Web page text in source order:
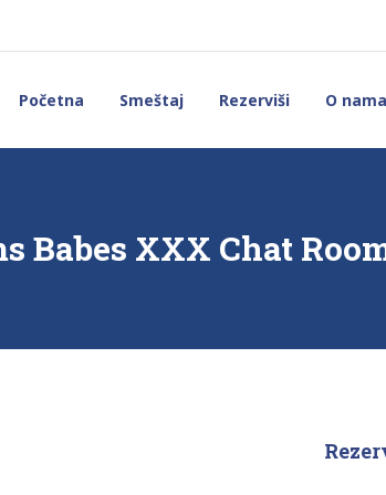
Početna Smeštaj Rezerviši O nama
Babes XXX Chat